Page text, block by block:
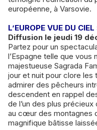
européenne, à Varsovie.
L’EUROPE VUE DU CIEL
Diffusion le jeudi 19
Partez pour un
l’Espagne telle que vous
majestueuse Sagrada
jour et nuit pour clore les
admirer des pêcheurs
descendent en rappel
de l’un des plus
au cœur des montagnes
magnifique bâtisse